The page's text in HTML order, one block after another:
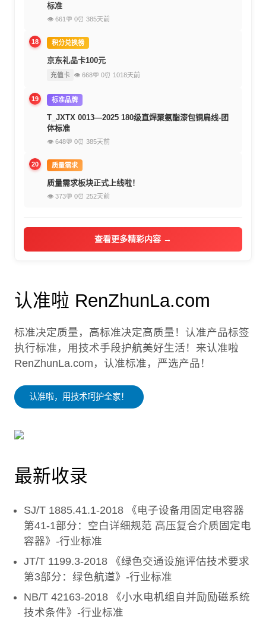
标准
👁 661 💬 0⏰ 385天前
18 积分兑换榜
京东礼品卡100元
充值卡 👁 668💬 0⏰ 1018天前
19 标准品牌
T_JXTX 0013—2025 180级直焊聚氨酯漆包铜扁线-团
体标准
👁 648💬 0⏰ 385天前
20 质量需求
质量需求板块正式上线啦！
👁 373💬 0⏰ 252天前
查看更多精彩内容 →
认准啦 RenZhunLa.com
标准决定质量，高标准决定高质量！认准产品标签
执行标准，用技术手段护航美好生活！来认准啦
RenZhunLa.com，认准标准，严选产品！
认准啦，用技术呵护全家！
最新收录
SJ/T 1885.41.1-2018 《电子设备用固定电容器
第41-1部分：空白详细规范 高压复合介质固定电
容器》-行业标准
JT/T 1199.3-2018 《绿色交通设施评估技术要求
第3部分：绿色航道》-行业标准
NB/T 42163-2018 《小水电机组自并励励磁系统
技术条件》-行业标准